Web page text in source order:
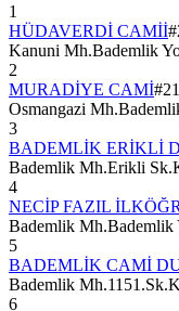
1
HÜDAVERDİ CAMİİ#
Kanuni Mh.Bademlik
2
MURADİYE CAMİ#
Osmangazi
3
BADEMLİK ERİKLİ
Bademlik Mh.Erikli
4
NECİP FAZIL
Bademlik Mh.Bademlik
5
BADEMLİK CAMİ
Bademlik
6